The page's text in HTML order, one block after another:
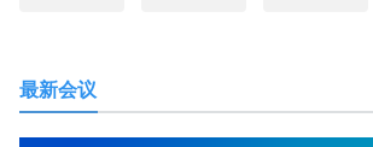
最新会议